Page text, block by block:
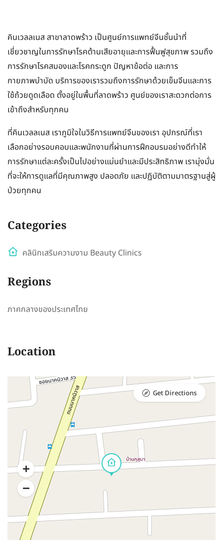
คินเวลลเนส สาขาลาดพร้าว เป็นศูนย์การแพทย์จีนชั้นนำที่
เชี่ยวชาญในการรักษาโรคต้านเสียอายุและการฟื้นฟูสุขภาพ รวมถึง
การรักษาโรคสมองและโรคกระดูก ปัญหาข้อต่อ และการ
กายภาพบำบัด บริการของเรารวมถึงการรักษาด้วยเข็มจีนและการ
ใช้ถ้วยดูดเลือด ตั้งอยู่ในพื้นที่ลาดพร้าว ศูนย์ของเราสะดวกต่อการ
เข้าถึงสำหรับทุกคน
ที่คินเวลลเนส เราภูมิใจในวิธีการแพทย์จีนของเรา อุปกรณ์ที่เรา
เลือกอย่างรอบคอบและพนักงานที่ผ่านการฝึกอบรมอย่างดีทำให้
การรักษาแต่ละครั้งเป็นไปอย่างแม่นยำและมีประสิทธิภาพ เรามุ่งมั่น
ที่จะให้การดูแลที่มีคุณภาพสูง ปลอดภัย และปฏิบัติตามมาตรฐานสู่ผู้
ป่วยทุกคน
Categories
คลินิกเสริมความงาม Beauty Clinics
Regions
ภาคกลางของประเทศไทย
Location
Get Directions